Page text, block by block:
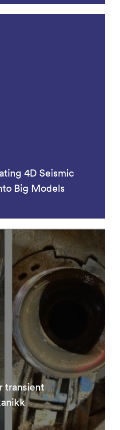
4D Seismic
Big Models
transient